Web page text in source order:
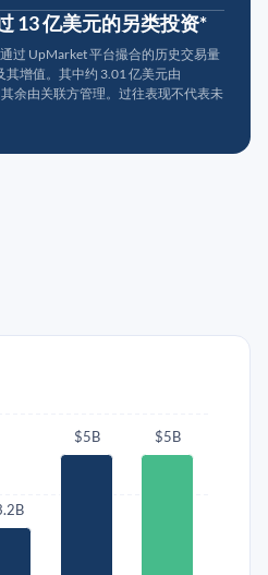
13 亿美元的另类投资*
过 UpMarket 平台撮合的历史交易量
增值。其中约 3.01 亿美元由
余由关联方管理。过往表现不代表未
$5B $5B